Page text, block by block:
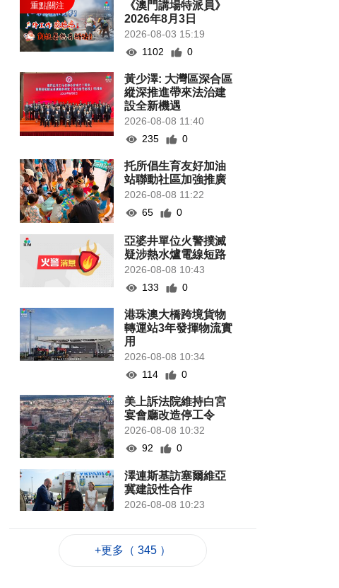
《澳門講場特派員》
2026年8月3日
2026-08-03 15:19
1102
0
黃少澤: 大灣區深合區
縱深推進帶來法治建
設全新機遇
2026-08-08 11:40
235
0
托所倡生育友好加油
站聯動社區加強推廣
2026-08-08 11:22
65
0
亞婆井單位火警撲滅
疑涉熱水爐電線短路
2026-08-08 10:43
133
0
港珠澳大橋跨境貨物
轉運站3年發揮物流實
用
2026-08-08 10:34
114
0
美上訴法院維持白宮
宴會廳改造停工令
2026-08-08 10:32
92
0
澤連斯基訪塞爾維亞
冀建設性合作
2026-08-08 10:23
“白海豚”料最快明晚
+更多（ 345 ）